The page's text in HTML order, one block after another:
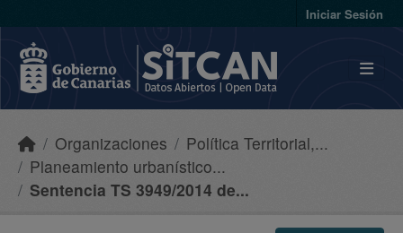
Iniciar Sesión
Organizaciones
Política Territorial,...
Planeamiento urbanístico...
Sentencia TS 3949/2014 de...